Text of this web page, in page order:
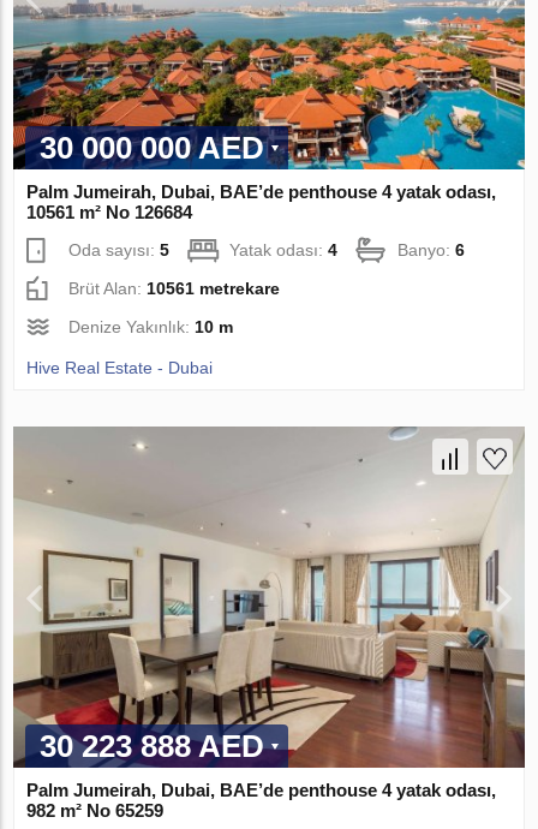
30 000 000 AED
Palm Jumeirah, Dubai, BAE’de penthouse 4 yatak odası,
10561 m² No 126684
Oda sayısı:5 Yatak odası:4 Banyo:6
Brüt Alan:10561 metrekare
Denize Yakınlık:10 m
Hive Real Estate - Dubai
30 223 888 AED
Palm Jumeirah, Dubai, BAE’de penthouse 4 yatak odası,
982 m² No 65259